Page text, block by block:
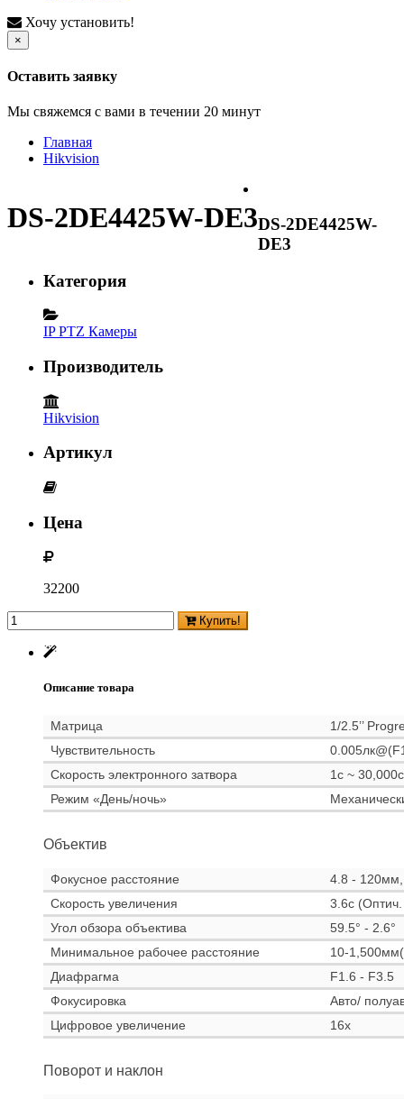
Хочу установить!
×
Оставить заявку
Мы свяжемся с вами в течении 20 минут
Главная
Hikvision
DS-2DE4425W-DE3DS-2DE4425W-
DE3
Категория
IP PTZ Камеры
Производитель
Hikvision
Артикул
Цена
32200
Купить!
Описание товара
Матрица
1/2.5’’
Чувствительность
Скорость электронного затвора
1с ~ 30,000с
Режим «День/ночь»
Объектив
Фокусное расстояние
4.8 -
Скорость увеличения
3.6с
Угол обзора объектива
59.5° - 2.6°
Минимальное рабочее расстояние
10-
Диафрагма
F1.6 - F3.5
Фокусировка
Авто/
Цифровое увеличение
16x
Поворот и наклон